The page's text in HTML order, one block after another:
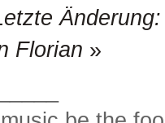
Florian »